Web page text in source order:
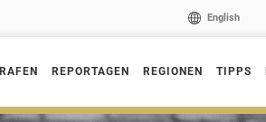
English
REPORTAGEN REGIONEN TIPPS